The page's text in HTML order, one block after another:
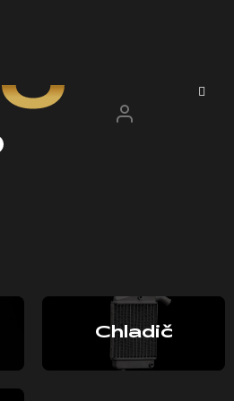
Chladič